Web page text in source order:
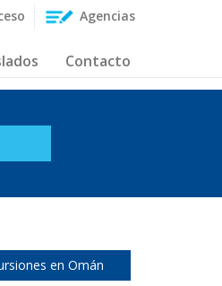
Agencias
Contacto
en Omán